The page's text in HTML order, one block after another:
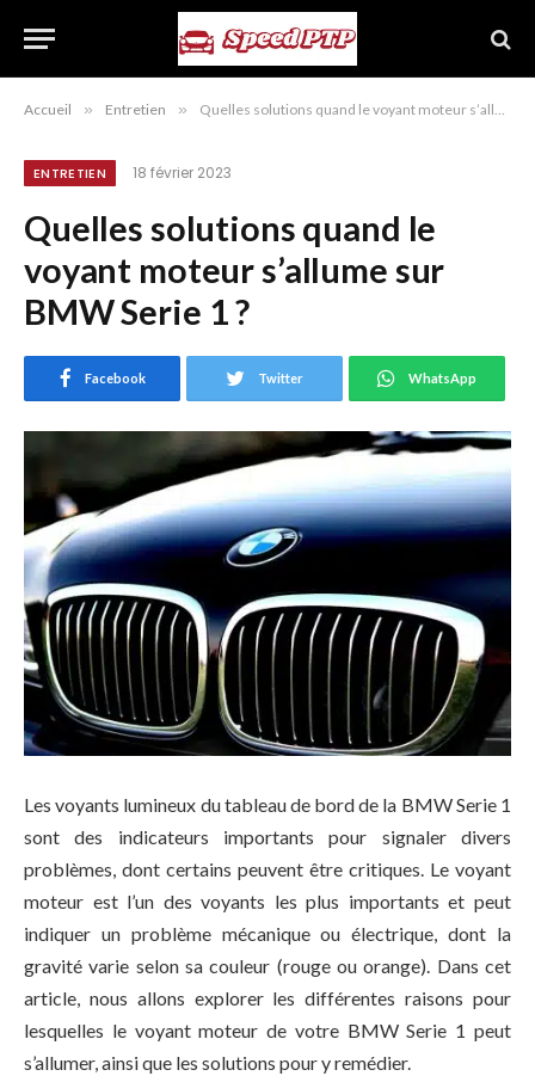
Accueil » Entretien » Quelles solutions quand le voyant moteur s’allume sur BMW Serie 1 ?
ENTRETIEN 18 février 2023
Quelles solutions quand le
voyant moteur s’allume sur
BMW Serie 1 ?
Facebook Twitter WhatsApp
Les voyants lumineux du tableau de bord de la BMW Serie 1
sont des indicateurs importants pour signaler divers
problèmes, dont certains peuvent être critiques. Le voyant
moteur est l’un des voyants les plus importants et peut
indiquer un problème mécanique ou électrique, dont la
gravité varie selon sa couleur (rouge ou orange). Dans cet
article, nous allons explorer les différentes raisons pour
lesquelles le voyant moteur de votre BMW Serie 1 peut
s’allumer, ainsi que les solutions pour y remédier.